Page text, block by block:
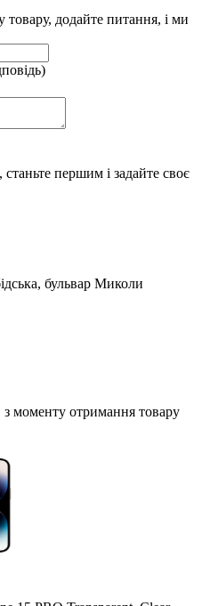
додайте питання, і ми
першим і задайте своє
бульвар Миколи
моменту отримання товару